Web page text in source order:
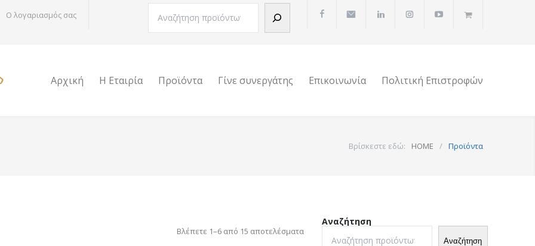
Ο λογαριασμός σας
Αναζήτηση
Αρχική Η Εταιρία Προϊόντα Γίνε συνεργάτης Επικοινωνία Πολιτική Επιστροφών
Βρίσκεστε εδώ: HOME / Προϊόντα
Βλέπετε 1–6 από 15 αποτελέσματα
Αναζήτηση
Αναζήτηση